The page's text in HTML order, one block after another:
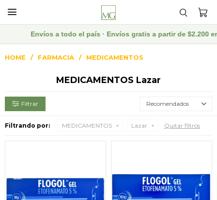

Envíos a todo el país · Envíos gratis a partir de $2.200
HOME FARMACIA MEDICAMENTOS
MEDICAMENTOS Lazar
Recomendados
Filtrando por: MEDICAMENTOS Lazar Quitar filtros